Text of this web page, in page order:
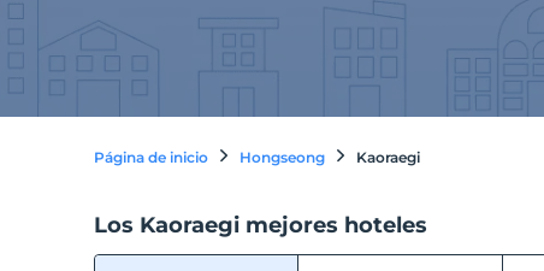
Página de inicio Hongseong Kaoraegi
Los Kaoraegi mejores hoteles